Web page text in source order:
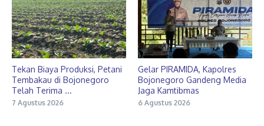
Tekan Biaya Produksi, Petani
Tembakau di Bojonegoro
Telah Terima ...
7 Agustus 2026
Gelar PIRAMIDA, Kapolres
Bojonegoro Gandeng Media
Jaga Kamtibmas
6 Agustus 2026